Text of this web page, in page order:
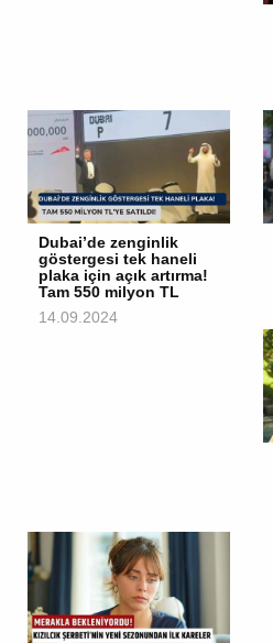
Dubai’de zenginlik
göstergesi tek haneli
plaka için açık artırma!
Tam 550 milyon TL
14.09.2024